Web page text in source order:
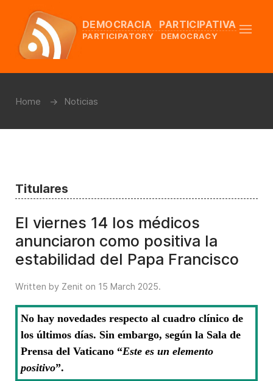
DEMOCRACIA PARTICIPATIVA
PARTICIPATORY DEMOCRACY
Home Noticias
Titulares
El viernes 14 los médicos
anunciaron como positiva la
estabilidad del Papa Francisco
Written by Zenit on 15 March 2025.
No hay novedades respecto al cuadro clínico de
los últimos días. Sin embargo, según la Sala de
Prensa del Vaticano “Este es un elemento
positivo”.